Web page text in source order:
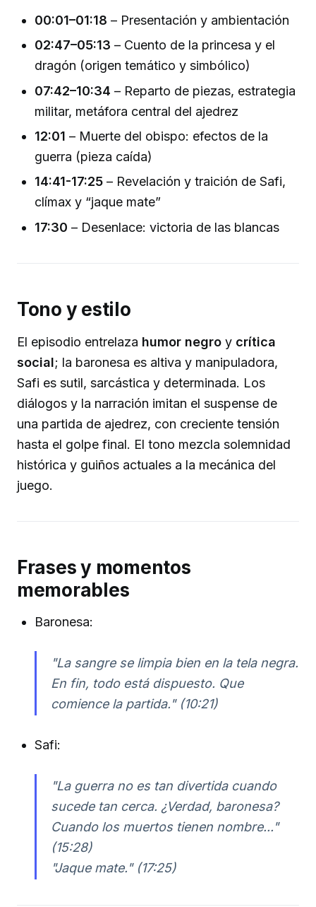
00:01–01:18 – Presentación y ambientación
02:47–05:13 – Cuento de la princesa y el
dragón (origen temático y simbólico)
07:42–10:34 – Reparto de piezas, estrategia
militar, metáfora central del ajedrez
12:01 – Muerte del obispo: efectos de la
guerra (pieza caída)
14:41-17:25 – Revelación y traición de Safi,
clímax y “jaque mate”
17:30 – Desenlace: victoria de las blancas
Tono y estilo
El episodio entrelaza humor negro y crítica
social; la baronesa es altiva y manipuladora,
Safi es sutil, sarcástica y determinada. Los
diálogos y la narración imitan el suspense de
una partida de ajedrez, con creciente tensión
hasta el golpe final. El tono mezcla solemnidad
histórica y guiños actuales a la mecánica del
juego.
Frases y momentos
memorables
Baronesa:
"La sangre se limpia bien en la tela negra.
En fin, todo está dispuesto. Que
comience la partida." (10:21)
Safi:
"La guerra no es tan divertida cuando
sucede tan cerca. ¿Verdad, baronesa?
Cuando los muertos tienen nombre..."
(15:28)
"Jaque mate." (17:25)